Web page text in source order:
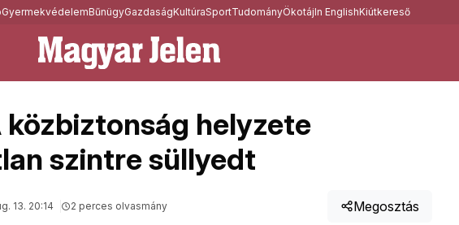
GyermekvédelemBűnügyGazdaságKultúraSportTudományÖkotájIn EnglishKiútkereső
közbiztonság helyzete
szintre süllyedt
13. 20:14 2 perces olvasmány Megosztás